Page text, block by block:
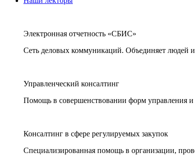
Электронная отчетность «СБИС»
Сеть деловых коммуникаций. Объединяет людей
Управленческий консалтинг
Помощь в совершенствовании форм управления и
Консалтинг в сфере регулируемых закупок
Специализированная помощь в организации,